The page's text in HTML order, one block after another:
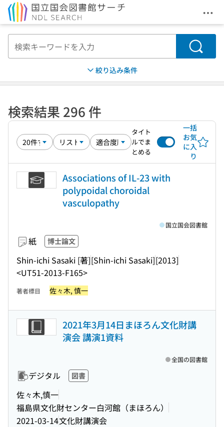
メ
検索
絞り込み条件
検索結果 296 件
タイト
ルでま
とめる
一括
お気
に入
り
Associations of IL-23 with
polypoidal choroidal
vasculopathy
紙 博士論文
Shin-ichi Sasaki [著][Shin-ichi Sasaki][2013]
<UT51-2013-F165>
国立国会図書館
著者標目 佐々木, 慎一
2021年3月14日まほろん文化財講
演会 講演1資料
デジタル 図書
佐々木,慎一
福島県文化財センター白河館（まほろん）
2021-03-14文化財講演会
全国の図書館